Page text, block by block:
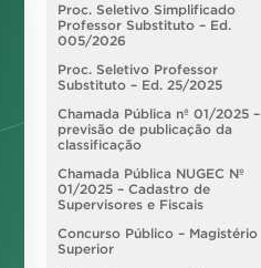
Proc. Seletivo Simplificado
Professor Substituto – Ed.
005/2026
Proc. Seletivo Professor
Substituto – Ed. 25/2025
Chamada Pública nº 01/2025 –
previsão de publicação da
classificação
Chamada Pública NUGEC Nº
01/2025 – Cadastro de
Supervisores e Fiscais
Concurso Público – Magistério
Superior